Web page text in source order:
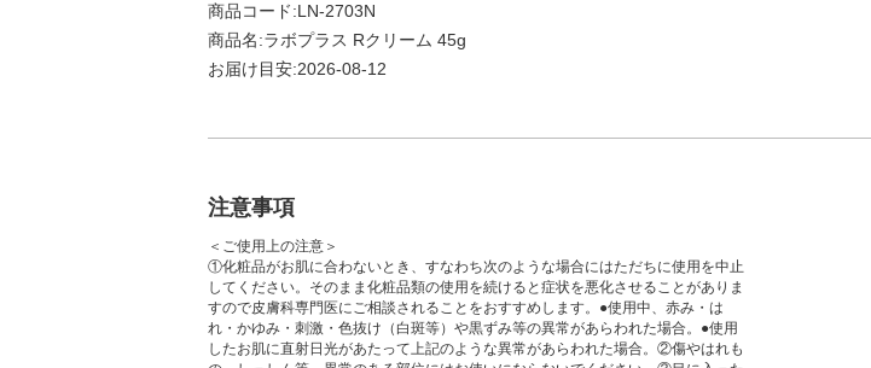
商品コード:LN-2703N
商品名:ラボプラス Rクリーム 45g
お届け目安:2026-08-12
注意事項
＜ご使用上の注意＞
①化粧品がお肌に合わないとき、すなわち次のような場合にはただちに使用を中止
してください。そのまま化粧品類の使用を続けると症状を悪化させることがありま
すので皮膚科専門医にご相談されることをおすすめします。●使用中、赤み・は
れ・かゆみ・刺激・色抜け（白斑等）や黒ずみ等の異常があらわれた場合。●使用
したお肌に直射日光があたって上記のような異常があらわれた場合。②傷やはれも